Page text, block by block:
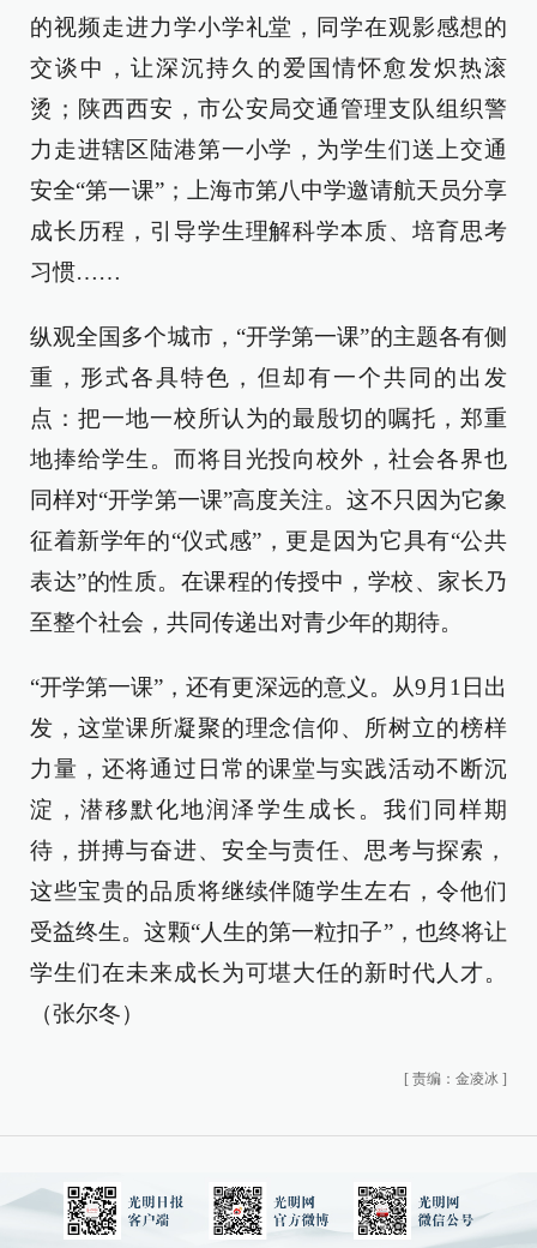
的视频走进力学小学礼堂，同学在观影感想的
交谈中，让深沉持久的爱国情怀愈发炽热滚
烫；陕西西安，市公安局交通管理支队组织警
力走进辖区陆港第一小学，为学生们送上交通
安全“第一课”；上海市第八中学邀请航天员分享
成长历程，引导学生理解科学本质、培育思考
习惯……
纵观全国多个城市，“开学第一课”的主题各有侧
重，形式各具特色，但却有一个共同的出发
点：把一地一校所认为的最殷切的嘱托，郑重
地捧给学生。而将目光投向校外，社会各界也
同样对“开学第一课”高度关注。这不只因为它象
征着新学年的“仪式感”，更是因为它具有“公共
表达”的性质。在课程的传授中，学校、家长乃
至整个社会，共同传递出对青少年的期待。
“开学第一课”，还有更深远的意义。从9月1日出
发，这堂课所凝聚的理念信仰、所树立的榜样
力量，还将通过日常的课堂与实践活动不断沉
淀，潜移默化地润泽学生成长。我们同样期
待，拼搏与奋进、安全与责任、思考与探索，
这些宝贵的品质将继续伴随学生左右，令他们
受益终生。这颗“人生的第一粒扣子”，也终将让
学生们在未来成长为可堪大任的新时代人才。
（张尔冬）
[ 责编：金凌冰 ]